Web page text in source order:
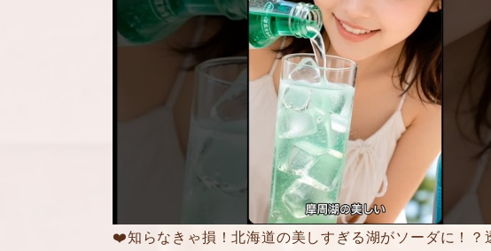
❤️知らなきゃ損！北海道の美しすぎる湖がソーダに！？